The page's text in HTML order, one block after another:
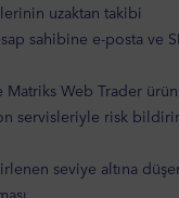
uzaktan takibi
sahibine e-posta ve
Web Trader
servisleriyle risk
seviye altına